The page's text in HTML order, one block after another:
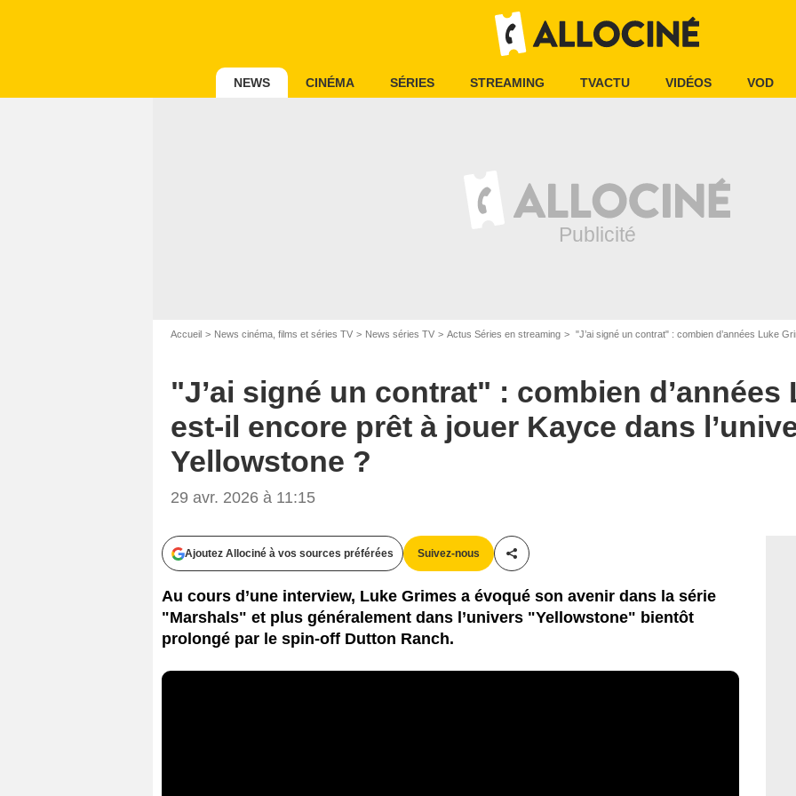
NEWS CINÉMA SÉRIES STREAMING TVACTU VIDÉOS VOD
Accueil News cinéma, films et séries TV News séries TV Actus Séries en streaming "J’ai signé un contrat" : combien d’années Luke Grimes
"J’ai signé un contrat" : combien d’années
est-il encore prêt à jouer Kayce dans
Yellowstone ?
29 avr. 2026 à 11:15
Ajoutez Allociné à vos sources préférées Suivez-nous
Partager cet article
Au cours d’une interview, Luke Grimes a évoqué son avenir dans la série
"Marshals" et plus généralement dans l’univers "Yellowstone" bientôt
prolongé par le spin-off Dutton Ranch.